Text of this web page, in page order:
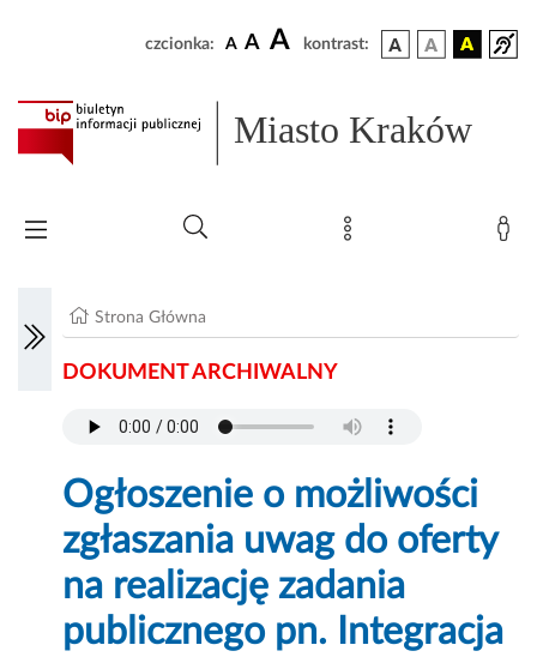
czcionka: A A A kontrast:
Miasto Kraków
Strona Główna
DOKUMENT ARCHIWALNY
Ogłoszenie o możliwości
zgłaszania uwag do oferty
na realizację zadania
publicznego pn. Integracja